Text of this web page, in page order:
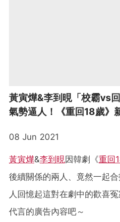
黃寅燁&李到晛「校霸vs
氣勢逼人！《重回18歲》
08 Jun 2021
黃寅燁&李到晛因韓劇《重回
後續關係的兩人、竟然一起
人回憶起這對在劇中的歡喜
代言的廣告內容吧～